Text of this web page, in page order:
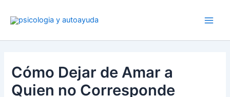
Cómo Dejar de Amar a
Quien no Corresponde